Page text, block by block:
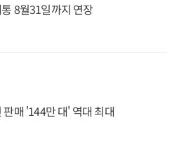
8월31일까지 연장
매 '144만 대' 역대 최대